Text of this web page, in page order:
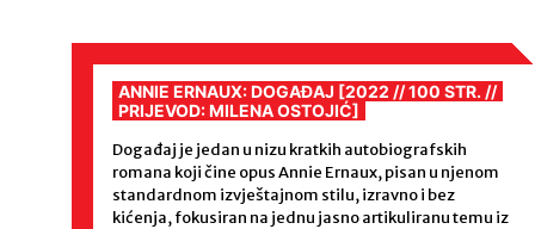
ANNIE ERNAUX: DOGAĐAJ [2022 // 100 STR. //
PRIJEVOD: MILENA OSTOJIĆ]
Događaj je jedan u nizu kratkih autobiografskih
romana koji čine opus Annie Ernaux, pisan u njenom
standardnom izvještajnom stilu, izravno i bez
kićenja, fokusiran na jednu jasno artikuliranu temu iz